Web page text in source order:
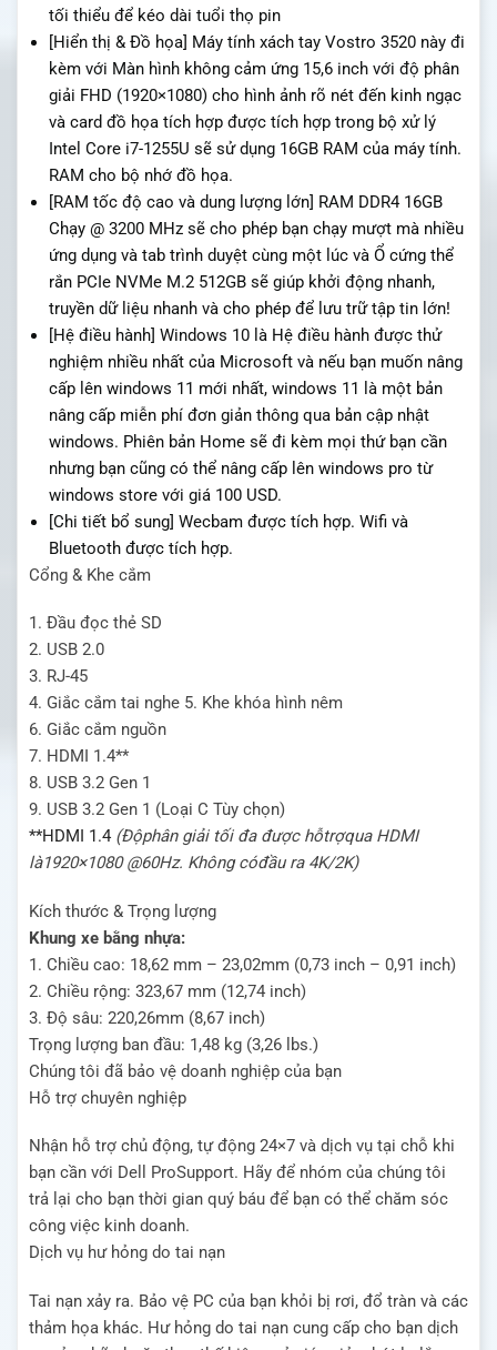
tối thiểu để kéo dài tuổi thọ pin
[Hiển thị & Đồ họa] Máy tính xách tay Vostro 3520 này đi
kèm với Màn hình không cảm ứng 15,6 inch với độ phân
giải FHD (1920×1080) cho hình ảnh rõ nét đến kinh ngạc
và card đồ họa tích hợp được tích hợp trong bộ xử lý
Intel Core i7-1255U sẽ sử dụng 16GB RAM của máy tính.
RAM cho bộ nhớ đồ họa.
[RAM tốc độ cao và dung lượng lớn] RAM DDR4 16GB
Chạy @ 3200 MHz sẽ cho phép bạn chạy mượt mà nhiều
ứng dụng và tab trình duyệt cùng một lúc và Ổ cứng thể
rắn PCIe NVMe M.2 512GB sẽ giúp khởi động nhanh,
truyền dữ liệu nhanh và cho phép để lưu trữ tập tin lớn!
[Hệ điều hành] Windows 10 là Hệ điều hành được thử
nghiệm nhiều nhất của Microsoft và nếu bạn muốn nâng
cấp lên windows 11 mới nhất, windows 11 là một bản
nâng cấp miễn phí đơn giản thông qua bản cập nhật
windows. Phiên bản Home sẽ đi kèm mọi thứ bạn cần
nhưng bạn cũng có thể nâng cấp lên windows pro từ
windows store với giá 100 USD.
[Chi tiết bổ sung] Wecbam được tích hợp. Wifi và
Bluetooth được tích hợp.
Cổng & Khe cắm
1. Đầu đọc thẻ SD
2. USB 2.0
3. RJ-45
4. Giắc cắm tai nghe 5. Khe khóa hình nêm
6. Giắc cắm nguồn
7. HDMI 1.4**
8. USB 3.2 Gen 1
9. USB 3.2 Gen 1 (Loại C Tùy chọn)
**HDMI 1.4 (Độphân giải tối đa được hỗtrợqua HDMI
là1920×1080 @60Hz. Không cóđầu ra 4K/2K)
Kích thước & Trọng lượng
Khung xe bằng nhựa:
1. Chiều cao: 18,62 mm – 23,02mm (0,73 inch – 0,91 inch)
2. Chiều rộng: 323,67 mm (12,74 inch)
3. Độ sâu: 220,26mm (8,67 inch)
Trọng l ượng ban đầu: 1,48 kg (3,26 lbs.)
Chúng tôi đã bảo vệ doanh nghiệp của bạn
Hỗ trợ chuyên nghiệp
Nhận hỗ trợ chủ động, tự động 24×7 và dịch vụ tại chỗ khi
bạn cần với Dell ProSupport. Hãy để nhóm của chúng tôi
trả ại cho bạn thời gian quý báu để bạn có thể chăm sóc
công việc kinh doanh.
Dịch vụ hưhỏng do tai nạn
Tai nạn xảy ra. Bảo vệ PC của bạn khỏi bị rơi, đổ tràn và các
thảm họa khác. Hưhỏng do tai nạn cung cấp cho bạn dịch